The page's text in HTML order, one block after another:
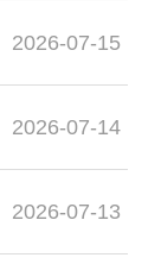
2026-07-15
2026-07-14
2026-07-13